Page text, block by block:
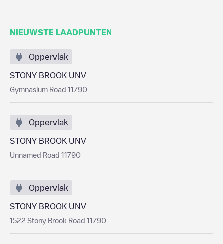
NIEUWSTE LAADPUNTEN
Oppervlak
STONY BROOK UNV
Gymnasium Road 11790
Oppervlak
STONY BROOK UNV
Unnamed Road 11790
Oppervlak
STONY BROOK UNV
1522 Stony Brook Road 11790